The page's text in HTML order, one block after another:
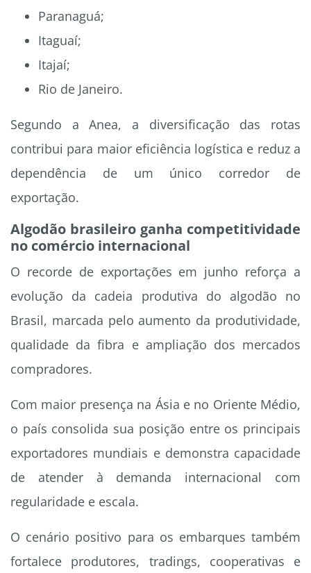
Paranaguá;
Itaguaí;
Itajaí;
Rio de Janeiro.
Segundo a Anea, a diversificação das rotas
contribui para maior eficiência logística e reduz a
dependência de um único corredor de
exportação.
Algodão brasileiro ganha competitividade
no comércio internacional
O recorde de exportações em junho reforça a
evolução da cadeia produtiva do algodão no
Brasil, marcada pelo aumento da produtividade,
qualidade da fibra e ampliação dos mercados
compradores.
Com maior presença na Ásia e no Oriente Médio,
o país consolida sua posição entre os principais
exportadores mundiais e demonstra capacidade
de atender à demanda internacional com
regularidade e escala.
O cenário positivo para os embarques também
fortalece produtores, tradings, cooperativas e